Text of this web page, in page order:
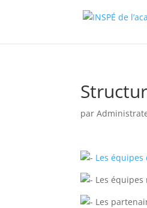
par
Les équipes
Les équipes
Les